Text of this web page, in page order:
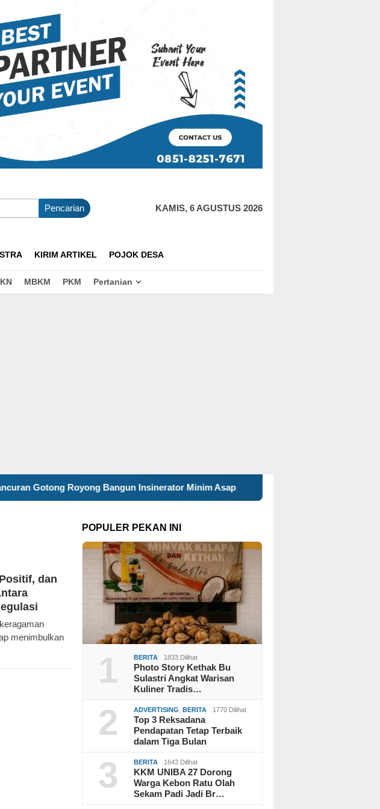
Pencarian KAMIS, 6 AGUSTUS 2026
KIRIM ARTIKEL POJOK DESA
MBKM PKM Pertanian
Bangun Insinerator Minim Asap Mahasiswa KKN 29 UINSA Perbarui
dan
menimbulkan
POPULER PEKAN INI
1 BERITA 1833 Dilihat
Photo Story Kethak Bu
Sulastri Angkat Warisan
Kuliner Tradis…
2 ADVERTISING ,BERITA 1770 Dilihat
Top 3 Reksadana
Pendapatan Tetap Terbaik
dalam Tiga Bulan
3 BERITA 1643 Dilihat
KKM UNIBA 27 Dorong
Warga Kebon Ratu Olah
Sekam Padi Jadi Br…